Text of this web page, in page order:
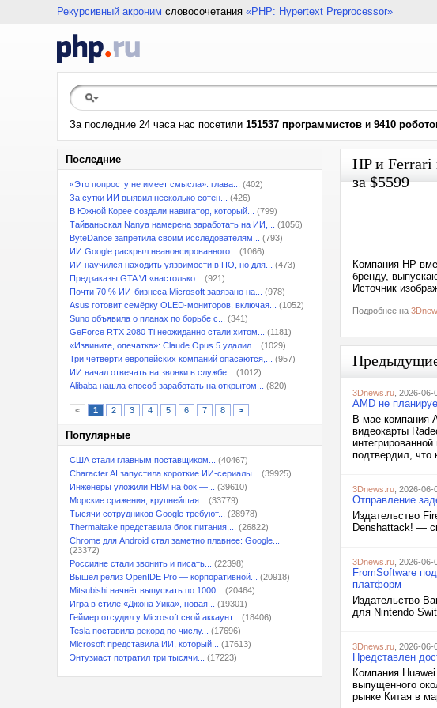
Рекурсивный акроним словосочетания «PHP: Hypertext Preprocessor»
За последние 24 часа нас посетили 151537 программистов и 9410
Последние
«Это попросту не имеет смысла»: глава...
(402)
За сутки ИИ выявил несколько сотен...
(426)
В Южной Корее создали навигатор, который...
(799)
Тайваньская Nanya намерена заработать на ИИ,...
(1056)
ByteDance запретила своим исследователям...
(793)
ИИ Google раскрыл неанонсированного...
(1066)
ИИ научился находить уязвимости в ПО, но для...
(473)
Предзаказы GTA VI «настолько...
(921)
Почти 70 % ИИ-бизнеса Microsoft завязано на...
(978)
Asus готовит семёрку OLED-мониторов, включая...
(1052)
Suno объявила о планах по борьбе с...
(341)
GeForce RTX 2080 Ti неожиданно стали хитом...
(1181)
«Извините, опечатка»: Claude Opus 5 удалил...
(1029)
Три четверти европейских компаний опасаются,...
(957)
ИИ начал отвечать на звонки в службе...
(1012)
Alibaba нашла способ заработать на открытом...
(820)
< 1 2 3 4 5 6 7 8 >
Популярные
США стали главным поставщиком...
(40467)
Character.AI запустила короткие ИИ-сериалы...
(39925)
Инженеры уложили HBM на бок —...
(39610)
Морские сражения, крупнейшая...
(33779)
Тысячи сотрудников Google требуют...
(28978)
Thermaltake представила блок питания,...
(26822)
Chrome для Android стал заметно плавнее: Google...
(23372)
Россияне стали звонить и писать...
(22398)
Вышел релиз OpenIDE Pro — корпоративной...
(20918)
Mitsubishi начнёт выпускать по 1000...
(20464)
Игра в стиле «Джона Уика», новая...
(19301)
Геймер отсудил у Microsoft свой аккаунт...
(18406)
Tesla поставила рекорд по числу...
(17696)
Microsoft представила ИИ, который...
(17613)
Энтузиаст потратил три тысячи...
(17223)
HP и Ferrari
за $5599
Компания HP
бренду,
Источник
Подробнее на
3Dnews.ru , 2026-
AMD не
В мае компания
видеокарты
подтвердил, что
3Dnews.ru , 2026-
Отправление
Издательство
Denshattack! —
3Dnews.ru , 2026-
FromSoftware
платформ
Издательство
для Nintendo
3Dnews.ru , 2026-
Представлен
Компания
выпущенного
рынке Китая в